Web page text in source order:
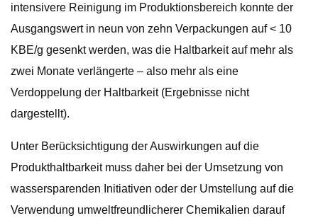
intensivere Reinigung im Produktionsbereich konnte der
Ausgangswert in neun von zehn Verpackungen auf < 10
KBE/g gesenkt werden, was die Haltbarkeit auf mehr als
zwei Monate verlängerte – also mehr als eine
Verdoppelung der Haltbarkeit (Ergebnisse nicht
dargestellt).
Unter Berücksichtigung der Auswirkungen auf die
Produkthaltbarkeit muss daher bei der Umsetzung von
wassersparenden Initiativen oder der Umstellung auf die
Verwendung umweltfreundlicherer Chemikalien darauf